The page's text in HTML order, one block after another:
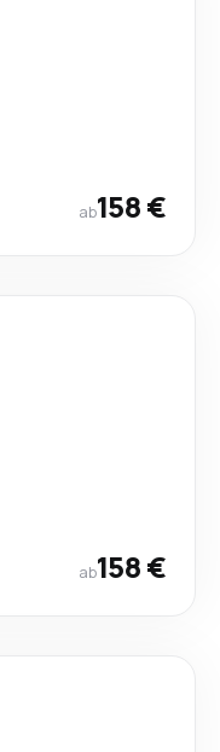
ab158 €
ab158 €